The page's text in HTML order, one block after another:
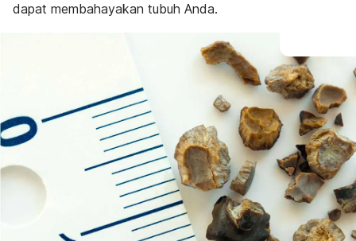
dapat membahayakan tubuh Anda.